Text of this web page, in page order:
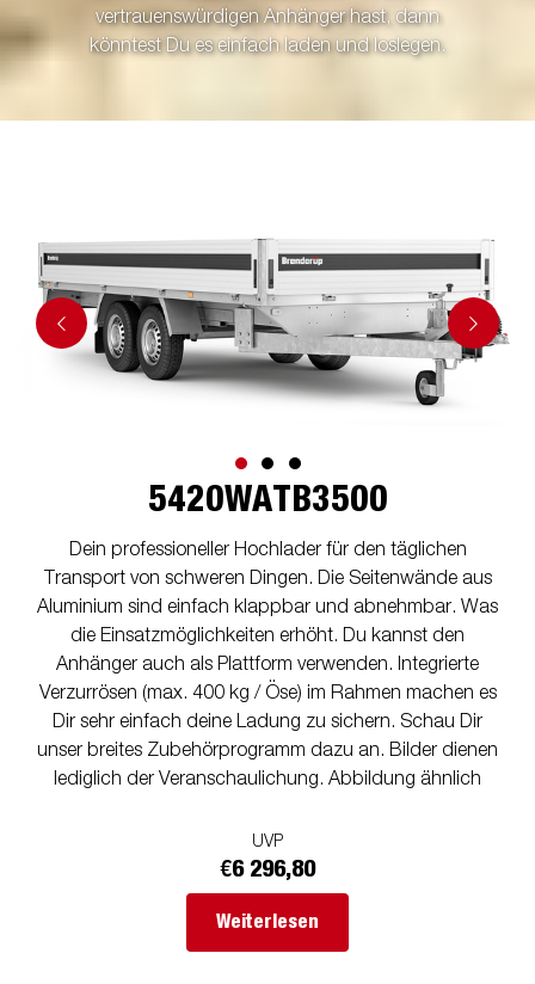
vertrauenswürdigen Anhänger hast, dann
könntest Du es einfach laden und loslegen.
5420WATB3500
Dein professioneller Hochlader für den täglichen
Transport von schweren Dingen. Die Seitenwände aus
Aluminium sind einfach klappbar und abnehmbar. Was
die Einsatzmöglichkeiten erhöht. Du kannst den
Anhänger auch als Plattform verwenden. Integrierte
Verzurrösen (max. 400 kg / Öse) im Rahmen machen es
Dir sehr einfach deine Ladung zu sichern. Schau Dir
unser breites Zubehörprogramm dazu an. Bilder dienen
lediglich der Veranschaulichung. Abbildung ähnlich
UVP
€6 296,80
Weiterlesen